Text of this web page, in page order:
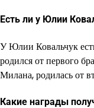
Есть ли у Юлии
У Юлии Ковальчук
родился от первого
Милана, родилась от
Какие награды